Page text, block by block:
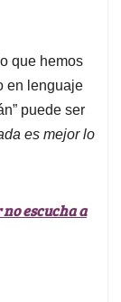
que hemos
en lenguaje
puede ser
es mejor lo
escucha a